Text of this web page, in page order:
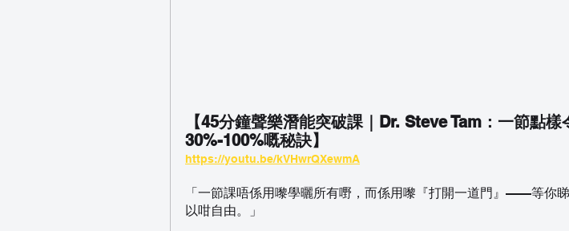
【45分鐘聲樂潛能突破課｜Dr. Steve Tam：一節點
30%-100%嘅秘訣】
https://youtu.be/kVHwrQXewmA
「一節課唔係用嚟學曬所有嘢，而係用嚟『打開一道門』——等你
以咁自由。」